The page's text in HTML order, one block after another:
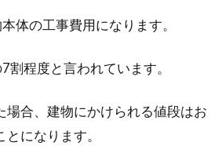
単なコツを解説！
ンションを売却する際は、「より高く」「よ
。買主は...
体の工事費用になります。
割程度と言われています。
場合、建物にかけられる値段はお
になります。